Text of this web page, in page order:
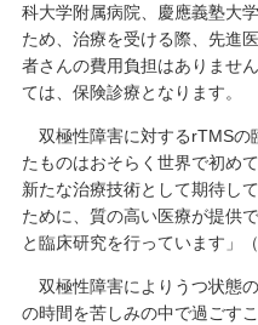
科大学附属病院、慶應義塾大
ため、治療を受ける際、先進
者さんの費用負担はありませ
ては、保険診療となります。
双極性障害に対するrTMSの
たものはおそらく世界で初め
新たな治療技術として期待し
ために、質の高い医療が提供
と臨床研究を行っています」
双極性障害によりうつ状態
の時間を苦しみの中で過ごす